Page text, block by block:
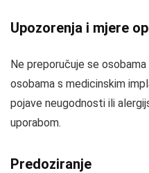
Upozorenja i mjere
Ne preporučuje se
osobama s medicinskim
pojave neugodnosti ili
uporabom.
Predoziranje